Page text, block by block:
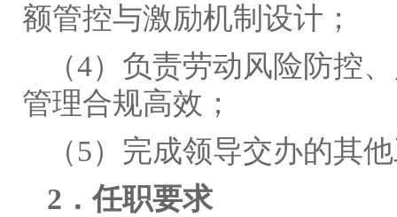
额管控与激励机制设计；
（4）负责劳动风险防控
管理合规高效；
（5）完成领导交办的其
2．任职要求